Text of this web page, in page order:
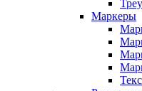
Маркеры